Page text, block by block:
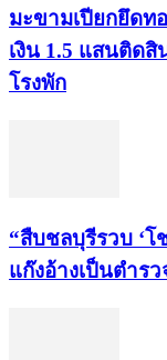
มะขามเปียกยึดท
เงิน 1.5 แสนติด
โรงพัก
“สืบชลบุรีรวบ ‘โ
แก๊งอ้างเป็นตำร